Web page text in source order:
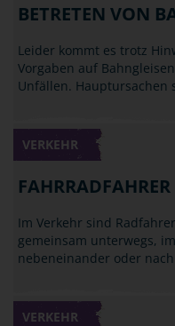
BETRETEN VON
Leider kommt es trotz
Vorgaben auf
Unfällen. Hauptursachen
VERKEHR
FAHRRADFAHRER
Im Verkehr sind
gemeinsam unterwegs,
nebeneinander oder
VERKEHR